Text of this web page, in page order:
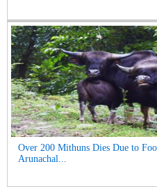
Over 200 Mithuns Dies Due to
Arunachal...